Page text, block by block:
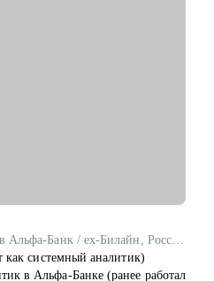
Senior системный аналитик в Альфа-Банк / ex-Билайн, Россельхозбанк
как системный аналитик)
в Альфа-Банке (ранее работал